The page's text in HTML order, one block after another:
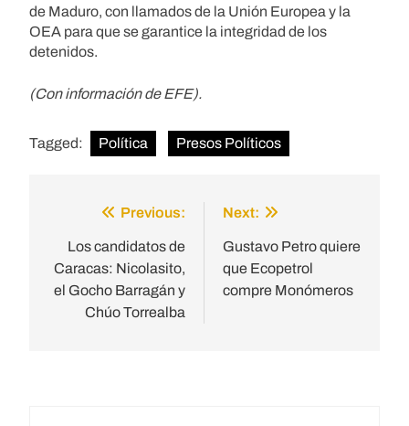
de Maduro, con llamados de la Unión Europea y la
OEA para que se garantice la integridad de los
detenidos.
(Con información de EFE).
Tagged: Política Presos Políticos
navigation
Previous:
Los candidatos de
Caracas: Nicolasito,
el Gocho Barragán y
Chúo Torrealba
Next:
Gustavo Petro quiere
que Ecopetrol
compre Monómeros